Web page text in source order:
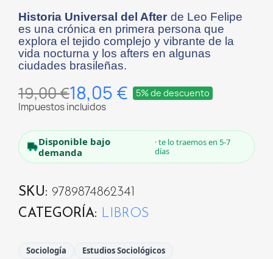
Historia Universal del After de Leo Felipe
es una crónica en primera persona que
explora el tejido complejo y vibrante de la
vida nocturna y los afters en algunas
ciudades brasileñas.
19,00 €18,05 € 5% de descuento
Impuestos incluidos
Disponible bajo
demanda
· te lo traemos en 5-7
días
SKU
9789874862341
CATEGORÍA
LIBROS
Sociología
Estudios Sociológicos